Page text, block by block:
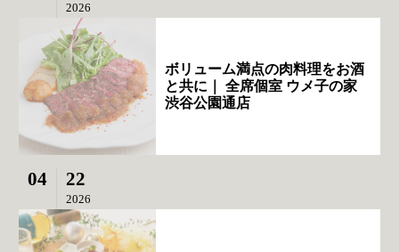
2026
ボリューム満点の肉料理をお酒
と共に｜ 全席個室 ウメ子の家
渋谷公園通店
04 22
2026